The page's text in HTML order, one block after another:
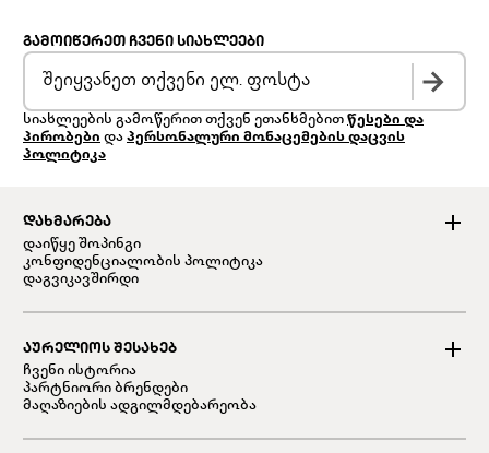
ᲓᲐᲮᲛᲐᲠᲔᲑᲐ
დაიწყე შოპინგი
კონფიდენციალობის პოლიტიკა
დაგვიკავშირდი
ᲐᲣᲠᲔᲚᲘᲝᲡ ᲨᲔᲡᲐᲮᲔᲑ
ჩვენი ისტორია
პარტნიორი ბრენდები
მაღაზიების ადგილმდებარეობა
ᲒᲐᲛᲝᲘᲬᲔᲠᲔᲗ ᲩᲕᲔᲜᲘ ᲡᲘᲐᲮᲚᲔᲔᲑᲘ
სიახლეების გამოწერით თქვენ ეთანხმებით წესები და
პირობები და პერსონალური მონაცემების დაცვის
პოლიტიკა